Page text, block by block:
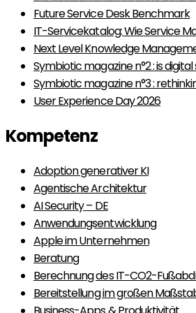
Future Service Desk Benchmark
IT-Servicekatalog: Wie Service
Next Level Knowledge
Symbiotic magazine n°2 : is
Symbiotic magazine n°3 :
User Experience Day 2026
Kompetenz
Adoption generativer KI
Agentische Architektur
AI Security – DE
Anwendungsentwicklung
Apple im Unternehmen
Beratung
Berechnung des IT-CO2-
Bereitstellung im großen